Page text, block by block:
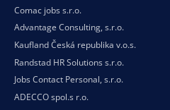
Comac jobs s.r.o.
Advantage Consulting, s.r.o.
Kaufland Česká republika v.o.s.
Randstad HR Solutions s.r.o.
Jobs Contact Personal, s.r.o.
ADECCO spol.s r.o.